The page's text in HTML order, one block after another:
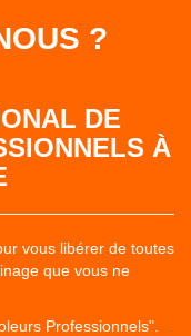
?
DE
À
vous libérer de toutes
que vous ne
Professionnels".